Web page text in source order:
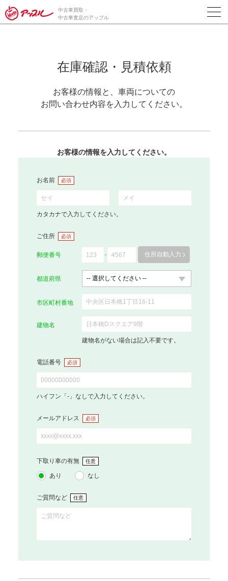
中古車買取・
中古車査定のアップル
在庫確認・見積依頼
お客様の情報と、車両についての
お問い合わせ内容を入力してください。
お客様の情報を入力してください。
お名前 必須
カタカナで入力してください。
ご住所 必須
郵便番号 住所自動入力
都道府県
市区町村番地
建物名
建物名がない場合は記入不要です。
電話番号 必須
ハイフン「-」なしで入力してください。
メールアドレス 必須
下取り車の有無 任意
あり なし
ご質問など 任意